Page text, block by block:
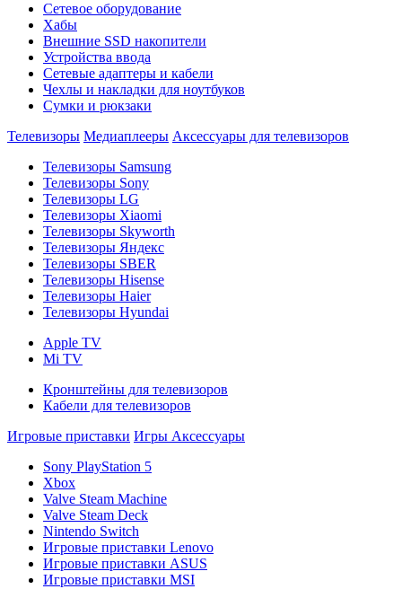
Сетевое оборудование
Хабы
Внешние SSD накопители
Устройства ввода
Сетевые адаптеры и кабели
Чехлы и накладки для ноутбуков
Сумки и рюкзаки
Телевизоры Медиаплееры Аксессуары для телевизоров
Телевизоры Samsung
Телевизоры Sony
Телевизоры LG
Телевизоры Xiaomi
Телевизоры Skyworth
Телевизоры Яндекс
Телевизоры SBER
Телевизоры Hisense
Телевизоры Haier
Телевизоры Hyundai
Apple TV
Mi TV
Кронштейны для телевизоров
Кабели для телевизоров
Игровые приставки Игры Аксессуары
Sony PlayStation 5
Xbox
Valve Steam Machine
Valve Steam Deck
Nintendo Switch
Игровые приставки Lenovo
Игровые приставки ASUS
Игровые приставки MSI